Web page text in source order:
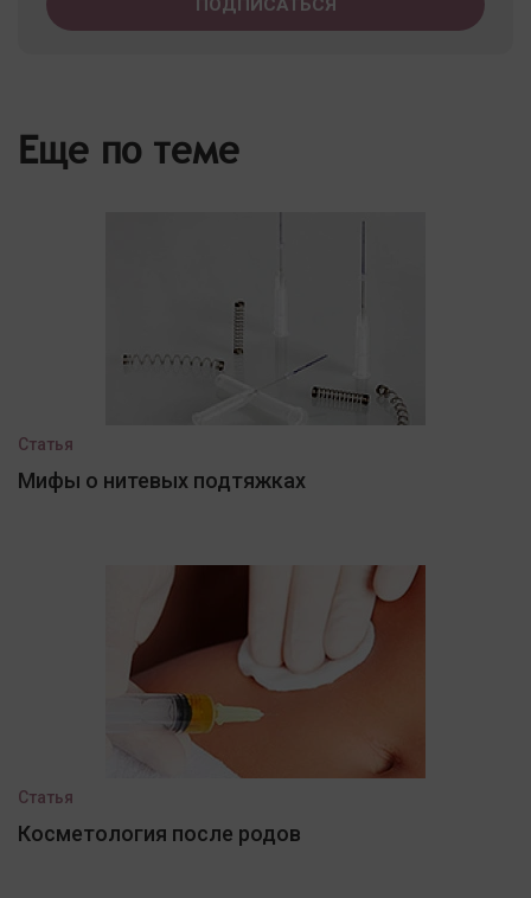
Еще по теме
Статья
Мифы о нитевых подтяжках
Статья
Косметология после родов